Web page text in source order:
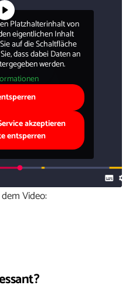
Platzhalterinhalt von
eigentlichen Inhalt
auf die Schaltfläche
dass dabei Daten an
werden.
akzeptieren
entsperren
Video: